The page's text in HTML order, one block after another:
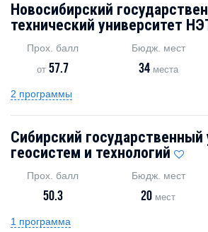
Новосибирский
технический университет
Прох. балл
от57.7
Бюдж. мест
34места
2 программы
Сибирский государственный
геосистем и технологий
Прох. балл
50.3
Бюдж. мест
20 мест
1 программа